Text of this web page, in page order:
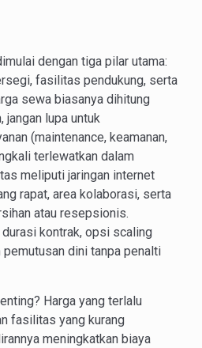
dengan tiga pilar utama:
fasilitas pendukung, serta
sewa biasanya dihitung
jangan lupa untuk
(maintenance, keamanan,
terlewatkan dalam
meliputi jaringan internet
rapat, area kolaborasi, serta
atau resepsionis.
kontrak, opsi scaling
dini tanpa penalti
Harga yang terlalu
fasilitas yang kurang
meningkatkan biaya